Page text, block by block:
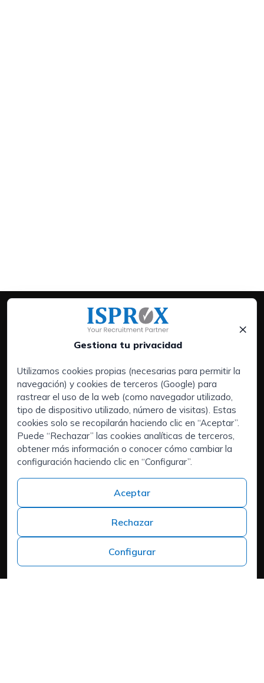
Gestiona tu privacidad
×
Utilizamos cookies propias (necesarias para permitir la
navegación) y cookies de terceros (Google) para
rastrear el uso de la web (como navegador utilizado,
tipo de dispositivo utilizado, número de visitas). Estas
cookies solo se recopilarán haciendo clic en “Aceptar”.
Puede “Rechazar” las cookies analíticas de terceros,
obtener más información o conocer cómo cambiar la
configuración haciendo clic en “Configurar”.
Aceptar
Rechazar
Configurar
Servicios:
Empresas
Executive Search | Selección de Directivos
Outsourcing de RRHH
Áreas de interés:
Candidatos
Quiénes somos
Contacto
Trabaja en ISPROX
Teléfono